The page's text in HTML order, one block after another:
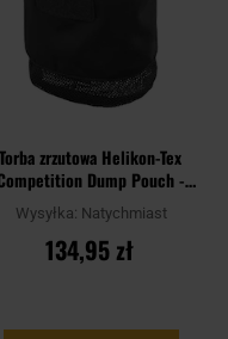
Torba zrzutowa Helikon-Tex
Dump Pouch -
Czarny
Wysyłka: Natychmiast
134,95 zł